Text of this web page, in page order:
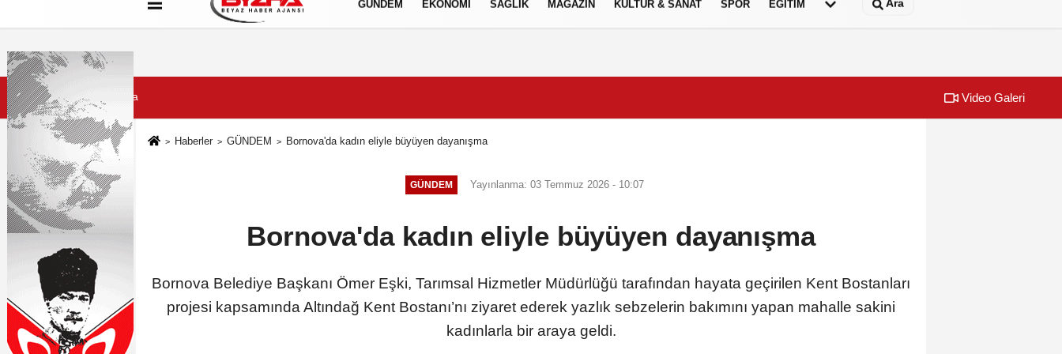
Hakkımızda Künye Çerez Politikası
GÜNDEM EKONOMİ SAĞLIK MAGAZİN KÜLTÜR & SANAT SPOR EĞİTİM Ara
7 Ağustos 2026, Cuma Video Galeri
Haberler GÜNDEM Bornova'da kadın eliyle büyüyen dayanışma
GÜNDEM Yayınlanma: 03 Temmuz 2026 - 10:07
Bornova'da kadın eliyle büyüyen dayanışma
Bornova Belediye Başkanı Ömer Eşki, Tarımsal Hizmetler Müdürlüğü tarafından hayata geçirilen Kent Bostanları
projesi kapsamında Altındağ Kent Bostanı’nı ziyaret ederek yazlık sebzelerin bakımını yapan mahalle sakini
kadınlarla bir araya geldi.